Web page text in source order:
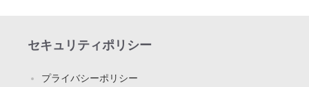
セキュリティポリシー
プライバシーポリシー